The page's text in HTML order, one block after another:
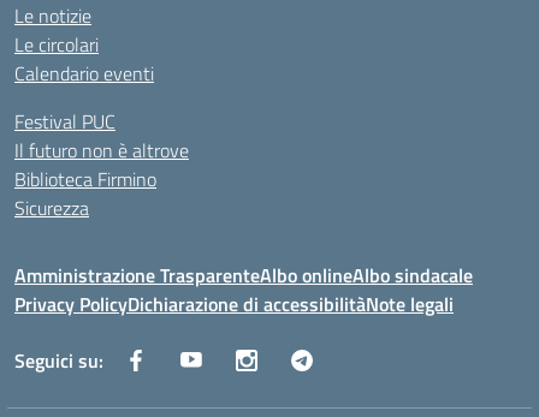
Le notizie
Le circolari
Calendario eventi
Festival PUC
Il futuro non è altrove
Biblioteca Firmino
Sicurezza
Amministrazione TrasparenteAlbo onlineAlbo sindacale
Privacy PolicyDichiarazione di accessibilitàNote legali
Seguici su: